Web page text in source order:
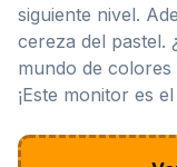
siguiente nivel.
cereza del pastel.
mundo de
¡Este monitor es